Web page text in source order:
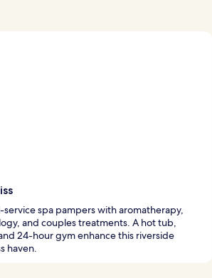
service spa pampers with aromatherapy,
and couples treatments. A hot tub,
24-hour gym enhance this riverside
haven.